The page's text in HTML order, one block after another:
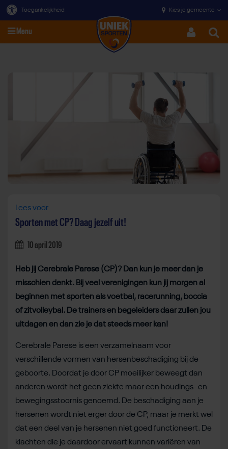
Direct door naar content
Toegankelijkheid Kies je gemeente
Menu
Lees voor
Sporten met CP? Daag jezelf uit!
10 april 2019
Heb jij Cerebrale Parese (CP)? Dan kun je meer dan je
misschien denkt. Bij veel verenigingen kun jij morgen al
beginnen met sporten als voetbal, racerunning, boccia
of zitvolleybal. De trainers en begeleiders daar zullen jou
uitdagen en dan zie je dat steeds meer kan!
Cerebrale Parese is een verzamelnaam voor
verschillende vormen van hersenbeschadiging bij de
geboorte. Doordat je door CP moeilijker beweegt dan
anderen wordt het geen ziekte maar een houdings- en
bewegingsstoornis genoemd. De beschadiging aan je
hersenen wordt niet erger door de CP, maar je merkt wel
dat een deel van je hersenen niet goed functioneert. De
klachten die je daardoor ervaart kunnen variëren van